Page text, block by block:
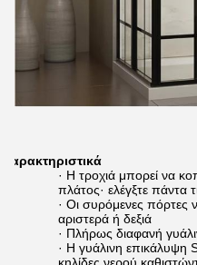
Χαρακτηριστικά
· Η τροχιά μπορεί να
πλάτος· ελέγξτε πάντα
· Οι συρόμενες πόρτες
αριστερά ή δεξιά
· Πλήρως διαφανή
· Η γυάλινη επικάλυψη